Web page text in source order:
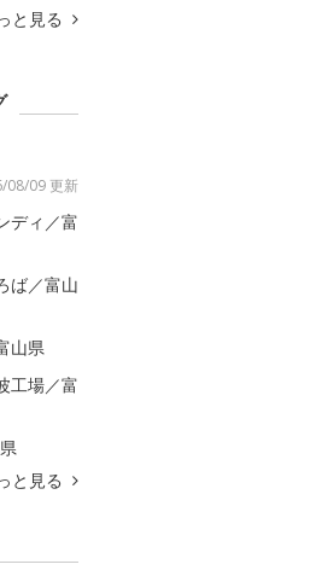
と見る
08/09 更新
ディ／富
ば／富山
山県
工場／富
と見る